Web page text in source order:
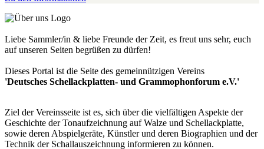
Liebe Sammler/in & liebe Freunde der Zeit, es freut uns sehr, euch
auf unseren Seiten begrüßen zu dürfen!
Dieses Portal ist die Seite des gemeinnützigen Vereins
'Deutsches Schellackplatten- und Grammophonforum e.V.'
Ziel der Vereinsseite ist es, sich über die vielfältigen Aspekte der
Geschichte der Tonaufzeichnung auf Walze und Schellackplatte,
sowie deren Abspielgeräte, Künstler und deren Biographien und der
Technik der Schallauszeichnung informieren zu können.